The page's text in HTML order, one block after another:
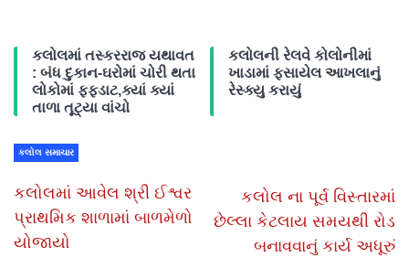
કલોલમાં તસ્કરરાજ યથાવત
: બંધ દુકાન-ઘરોમાં ચોરી થતા
લોકોમાં ફફડાટ,ક્યાં ક્યાં
તાળા તૂટ્યા વાંચો
કલોલની રેલવે કોલોનીમાં
ખાડામાં ફસાયેલ આખલાનું
રેસ્ક્યુ કરાયું
કલોલ સમાચાર
કલોલમાં આવેલ શ્રી ઈશ્વર
પ્રાથમિક શાળામાં બાળમેળો
યોજાયો
કલોલ ના પૂર્વ વિસ્તારમાં
છેલ્લા કેટલાય સમયથી રોડ
બનાવવાનું કાર્ય અધૂરું